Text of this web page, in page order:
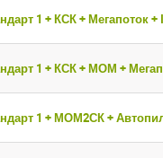
1 + КСК + Мегапоток +
1 + КСК + МОМ +
1 + МОМ2СК +